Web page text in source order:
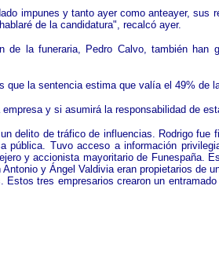
impunes y tanto ayer como anteayer, sus
de la candidatura", recalcó ayer.
la funeraria, Pedro Calvo, también han
la sentencia estima que valía el 49% de
y si asumirá la responsabilidad de
delito de tráfico de influencias. Rodrigo
Tuvo acceso a información
y accionista mayoritario de Funespaña.
y Ángel Valdivia eran propietarios de
tres empresarios crearon un